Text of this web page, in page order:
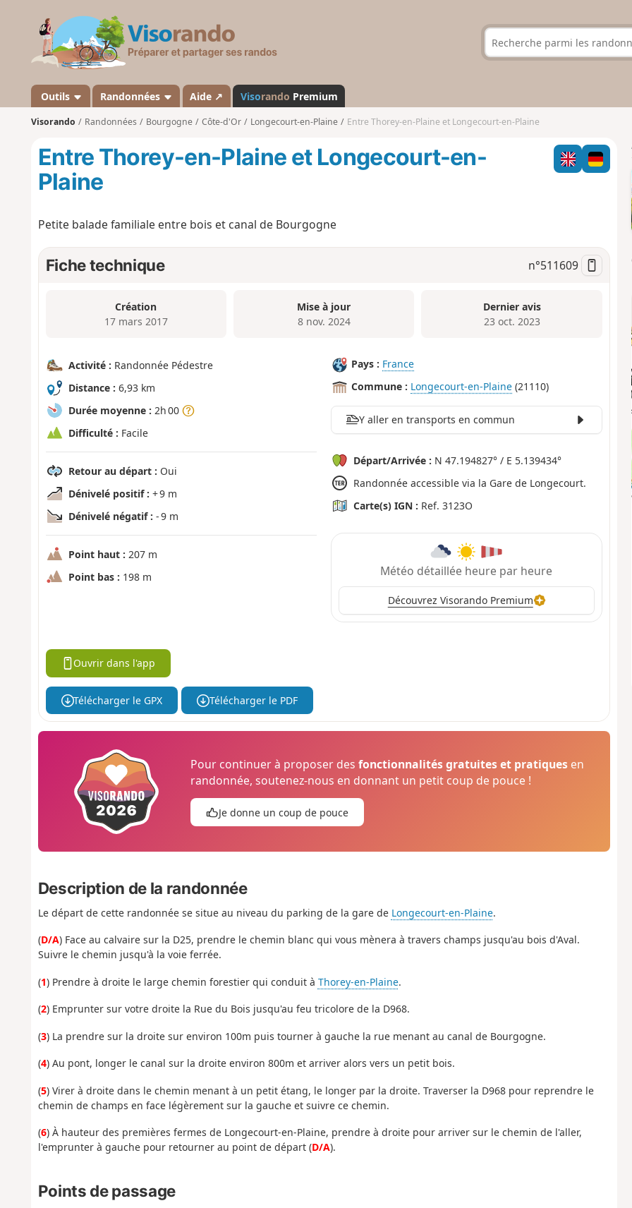
s
a
n
d
Outils Randonnées Aide ↗ Visorando Premium
Visorando Randonnées Bourgogne Côte-d'Or Longecourt-en-Plaine Entre Thorey-en-Plaine et Longecourt-en-Plaine
Entre Thorey-en-Plaine et Longecourt-en-
Plaine
Petite balade familiale entre bois et canal de Bourgogne
Fiche technique n°511609
Création
17 mars 2017
Mise à jour
8 nov. 2024
Dernier avis
23 oct. 2023
Activité : Randonnée Pédestre
Distance : 6,93 km
Durée moyenne : 2h 00
Difficulté : Facile
Retour au départ : Oui
Dénivelé positif : + 9 m
Dénivelé négatif : - 9 m
Point haut : 207 m
Point bas : 198 m
Pays : France
Commune : Longecourt-en-Plaine (21110)
Y aller en transports en commun
Départ/Arrivée : N 47.194827° / E 5.139434°
Randonnée accessible via la Gare de Longecourt.
Carte(s) IGN : Ref. 3123O
Météo détaillée heure par heure
Découvrez Visorando Premium
Ouvrir dans l'app
Télécharger le GPX Télécharger le PDF
Pour continuer à proposer desfonctionnalités gratuites et pratiques en
randonnée, soutenez-nous en donnant un petit coup de pouce !
Je donne un coup de pouce
Description de la randonnée
Le départ de cette randonnée se situe au niveau du parking de la gare de Longecourt-en-Plaine.
(D/A) Face au calvaire sur la D25, prendre le chemin blanc qui vous mènera à travers champs jusqu'au bois d'Aval.
Suivre le chemin jusqu'à la voie ferrée.
(1) Prendre à droite le large chemin forestier qui conduit à Thorey-en-Plaine.
(2) Emprunter sur votre droite la Rue du Bois jusqu'au feu tricolore de la D968.
(3) La prendre sur la droite sur environ 100m puis tourner à gauche la rue menant au canal de Bourgogne.
(4) Au pont, longer le canal sur la droite environ 800m et arriver alors vers un petit bois.
(5) Virer à droite dans le chemin menant à un petit étang, le longer par la droite. Traverser la D968 pour reprendre le
chemin de champs en face légèrement sur la gauche et suivre ce chemin.
(6) À hauteur des premières fermes de Longecourt-en-Plaine, prendre à droite pour arriver sur le chemin de l'aller,
l'emprunter à gauche pour retourner au point de départ (D/A).
Points de passage